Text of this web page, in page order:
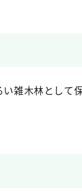
雑木林として